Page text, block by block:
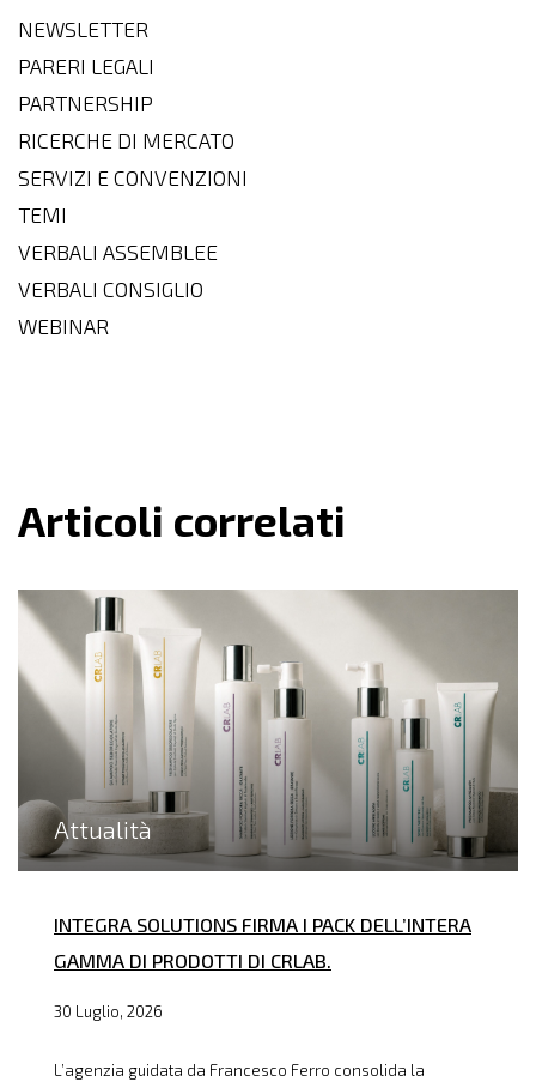
NEWSLETTER
PARERI LEGALI
PARTNERSHIP
RICERCHE DI MERCATO
SERVIZI E CONVENZIONI
TEMI
VERBALI ASSEMBLEE
VERBALI CONSIGLIO
WEBINAR
Articoli correlati
Attualità
INTEGRA SOLUTIONS FIRMA I PACK DELL’INTERA
GAMMA DI PRODOTTI DI CRLAB.
30 Luglio, 2026
L’agenzia guidata da Francesco Ferro consolida la